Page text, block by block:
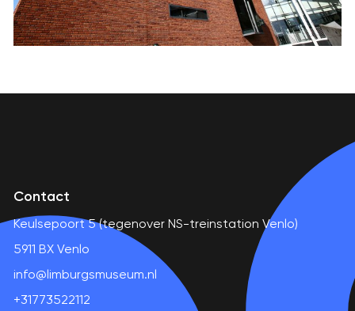
Contact
Keulsepoort 5 (tegenover NS-treinstation Venlo)
5911 BX Venlo
info@limburgsmuseum.nl
+31773522112